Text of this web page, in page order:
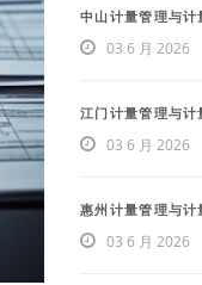
中山计量管理与
03 6 月 2026
江门计量管理与
03 6 月 2026
惠州计量管理与
03 6 月 2026